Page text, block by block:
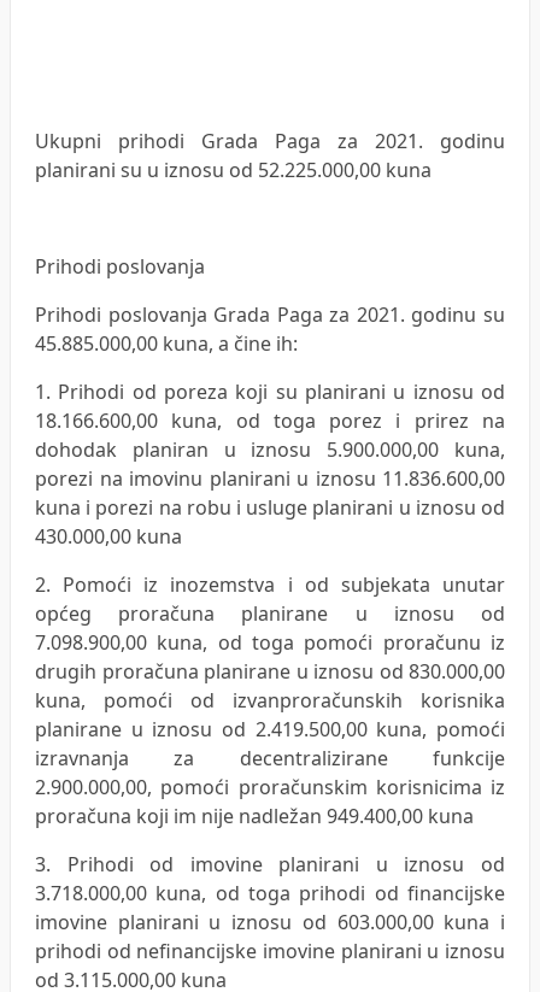
Ukupni prihodi Grada Paga za 2021. godinu
planirani su u iznosu od 52.225.000,00 kuna
Prihodi poslovanja
Prihodi poslovanja Grada Paga za 2021. godinu su
45.885.000,00 kuna, a čine ih:
1. Prihodi od poreza koji su planirani u iznosu od
18.166.600,00 kuna, od toga porez i prirez na
dohodak planiran u iznosu 5.900.000,00 kuna,
porezi na imovinu planirani u iznosu 11.836.600,00
kuna i porezi na robu i usluge planirani u iznosu od
430.000,00 kuna
2. Pomoći iz inozemstva i od subjekata unutar
općeg proračuna planirane u iznosu od
7.098.900,00 kuna, od toga pomoći proračunu iz
drugih proračuna planirane u iznosu od 830.000,00
kuna, pomoći od izvanproračunskih korisnika
planirane u iznosu od 2.419.500,00 kuna, pomoći
izravnanja za decentralizirane funkcije
2.900.000,00, pomoći proračunskim korisnicima iz
proračuna koji im nije nadležan 949.400,00 kuna
3. Prihodi od imovine planirani u iznosu od
3.718.000,00 kuna, od toga prihodi od financijske
imovine planirani u iznosu od 603.000,00 kuna i
prihodi od nefinancijske imovine planirani u iznosu
od 3.115.000,00 kuna